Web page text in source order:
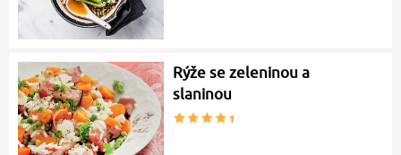
Rýže se zeleninou a
slaninou